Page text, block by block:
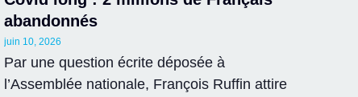
abandonnés
juin 10, 2026
Par une question écrite déposée à
l’Assemblée nationale, François Ruffin attire